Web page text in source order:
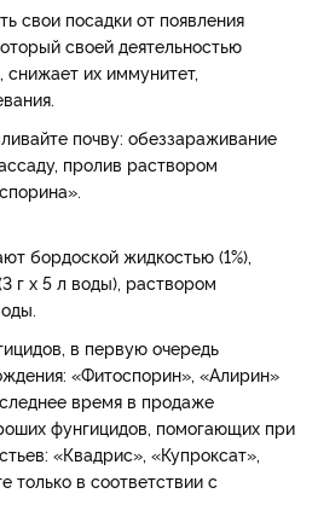
свои посадки от появления
своей деятельностью
снижает их иммунитет,
почву: обеззараживание
пролив раствором
бордоской жидкостью (1%),
г х 5 л воды), раствором
в первую очередь
«Фитоспорин», «Алирин»
время в продаже
фунгицидов, помогающих при
«Квадрис», «Купроксат»,
только в соответствии с